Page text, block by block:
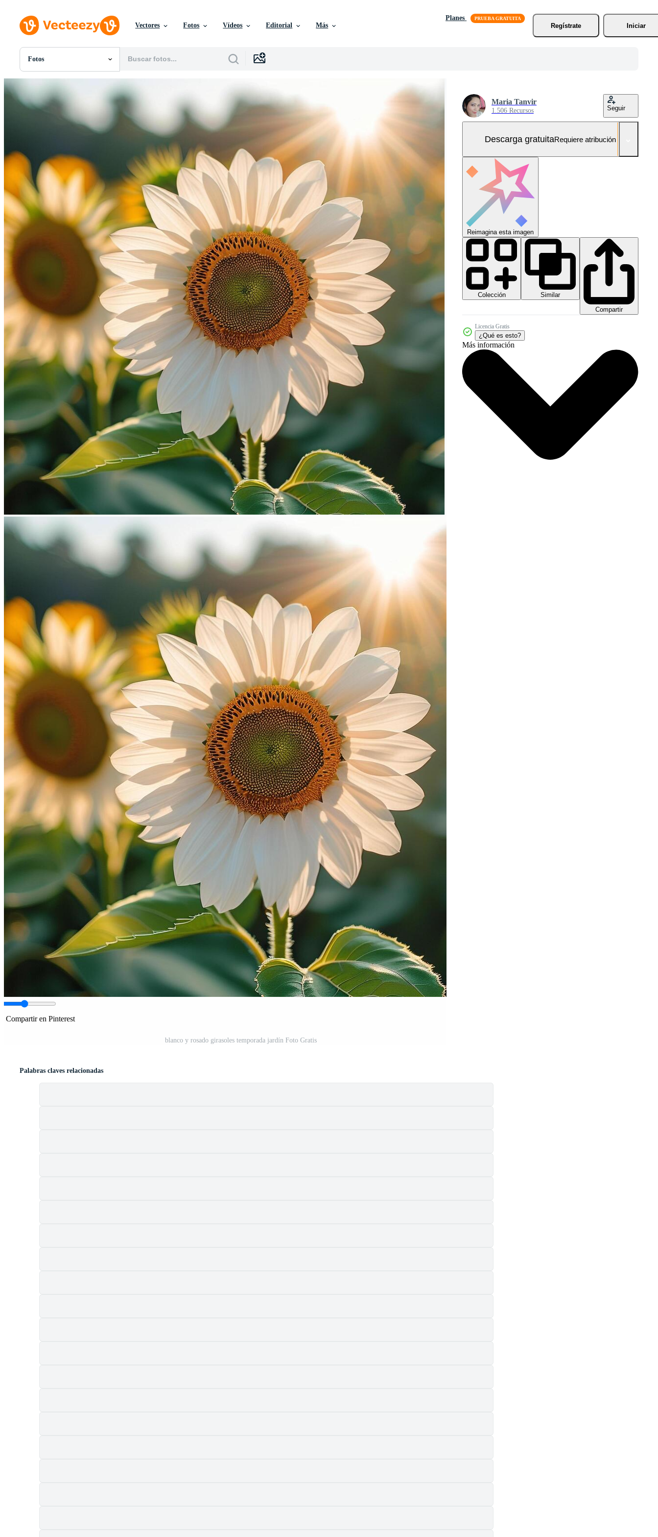
Vectores Fotos Vídeos Editorial Más
Planes
Regístrate
Iniciar
Fotos
Todas Imágenes
PNGs
PSDs
Gráficos en Movimiento
Imágenes Editoriales
Eventos Editoriales
Compartir en Pinterest
blanco y rosado girasoles temporada jardín Foto Gratis
Maria Tanvir
1.506 Recursos Seguir
Descarga gratuitaRequiere atribución
Reimagina esta imagen
Colección
Similar
Compartir
Licencia Gratis
¿Qué es esto?
Más información
Palabras claves relacionadas